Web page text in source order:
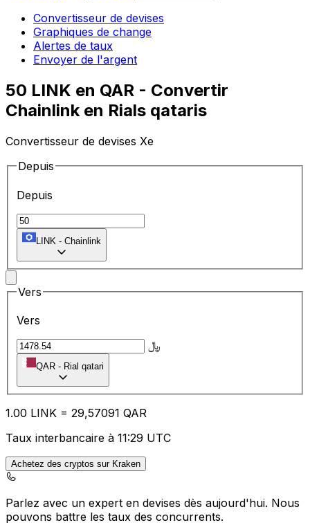
Convertisseur de devises
Graphiques de change
Alertes de taux
Envoyer de l'argent
50 LINK en QAR - Convertir
Chainlink en Rials qataris
Convertisseur de devises Xe
Depuis
Depuis
LINK - Chainlink
Vers
Vers
﷼
QAR - Rial qatari
1.00 LINK = 29,57091 QAR
Taux interbancaire à 11:29 UTC
Achetez des cryptos sur Kraken
Parlez avec un expert en devises dès aujourd'hui. Nous
pouvons battre les taux des concurrents.